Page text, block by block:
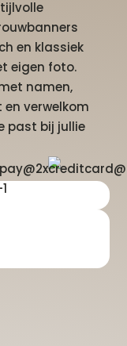
en klassiek
eigen foto.
namen,
verwelkom
past bij jullie